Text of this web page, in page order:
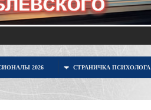
2026 СТРАНИЧКА ПСИХОЛОГА